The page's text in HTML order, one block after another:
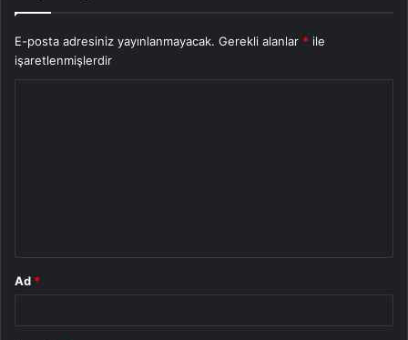
E-posta adresiniz yayınlanmayacak. Gerekli alanlar * ile
işaretlenmişlerdir
Ad *